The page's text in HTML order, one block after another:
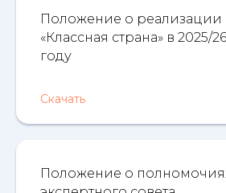
Положение о
«Классная страна» в 2025/
году
Скачать
Положение о